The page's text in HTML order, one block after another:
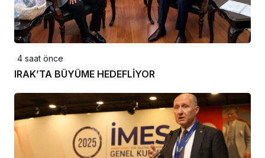
4 saat önce
IRAK’TA BÜYÜME HEDEFLİYOR